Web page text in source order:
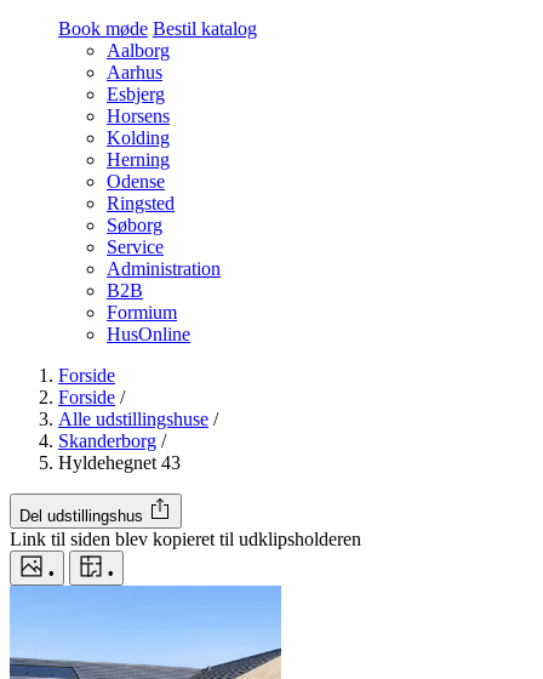
Book møde Bestil katalog
Aalborg
Aarhus
Esbjerg
Horsens
Kolding
Herning
Odense
Ringsted
Søborg
Service
Administration
B2B
Formium
HusOnline
Forside
Forside /
Alle udstillingshuse /
Skanderborg /
Hyldehegnet 43
Del udstillingshus
Link til siden blev kopieret til udklipsholderen
• •